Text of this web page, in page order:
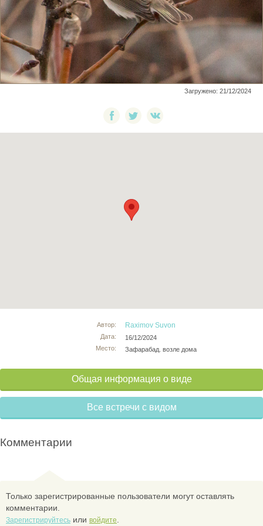
Загружено: 21/12/2024
Автор:
Дата:
Место:
Raximov Suvon
16/12/2024
Зафарабад. возле дома
Общая информация о виде
Все встречи с видом
Комментарии
Только зарегистрированные пользователи могут оставлять
комментарии.
Зарегистрируйтесь или войдите